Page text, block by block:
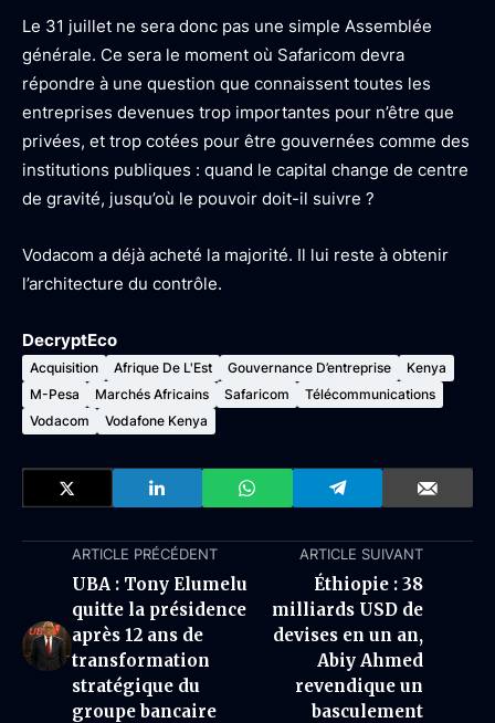
Le 31 juillet ne sera donc pas une simple Assemblée
générale. Ce sera le moment où Safaricom devra
répondre à une question que connaissent toutes les
entreprises devenues trop importantes pour n’être que
privées, et trop cotées pour être gouvernées comme des
institutions publiques : quand le capital change de centre
de gravité, jusqu’où le pouvoir doit-il suivre ?
Vodacom a déjà acheté la majorité. Il lui reste à obtenir
l’architecture du contrôle.
DecryptEco
Acquisition Afrique De L'Est Gouvernance D’entreprise
Kenya
M-Pesa
Marchés Africains Safaricom
Télécommunications
Vodacom
Vodafone Kenya
ARTICLE PRÉCÉDENT
UBA : Tony Elumelu
quitte la présidence
après 12 ans de
transformation
stratégique du
groupe bancaire
ARTICLE SUIVANT
Éthiopie : 38
milliards USD de
devises en un an,
Abiy Ahmed
revendique un
basculement